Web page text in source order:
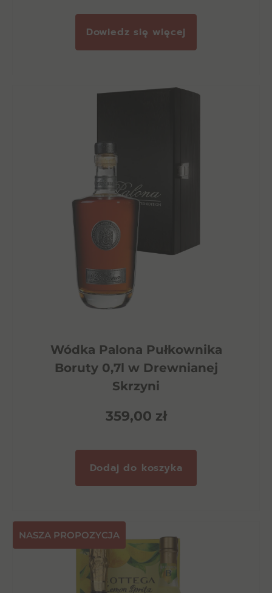
Dowiedz się więcej
Wódka Palona Pułkownika
Boruty 0,7l w Drewnianej
Skrzyni
359,00 zł
Dodaj do koszyka
NASZA PROPOZYCJA